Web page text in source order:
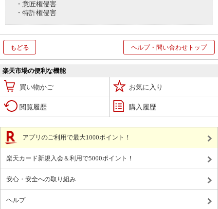
・意匠権侵害
・特許権侵害
もどる ヘルプ・問い合わせトップ
楽天市場の便利な機能
買い物かご お気に入り
閲覧履歴 購入履歴
アプリのご利用で最大1000ポイント！
楽天カード新規入会＆利用で5000ポイント！
安心・安全への取り組み
ヘルプ